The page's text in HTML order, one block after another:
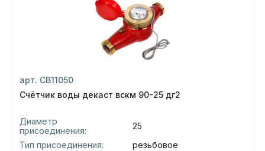
арт. СВ11050
Счётчик воды декаст вскм 90-25 дг2
Диаметр
присоединения:
25
Тип присоединения:
резьбовое